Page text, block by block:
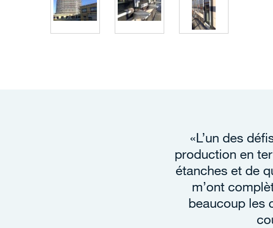
«L’un des
production en
étanches et de
m’ont
beaucoup les